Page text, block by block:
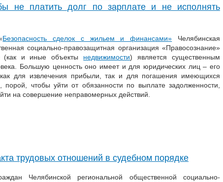
не платить долг по зарплате и не исполнять
Безопасность сделок с жильем и финансами» Челябинская
социально-правозащитная организация «Правосознание»
(как и иные объекты недвижимости) является существенным
Большую ценность оно имеет и для юридических лиц – его
для извлечения прибыли, так и для погашения имеющихся
чтобы уйти от обязанности по выплате задолженности,
на совершение неправомерных действий.
трудовых отношений в судебном порядке
Челябинской региональной общественной социально-